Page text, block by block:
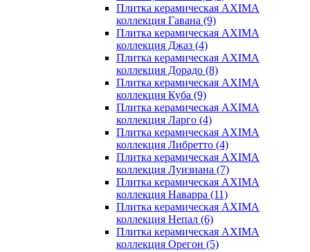
Плитка керамическая AXIMA
коллекция Гавана (9)
Плитка керамическая AXIMA
коллекция Джаз (4)
Плитка керамическая AXIMA
коллекция Дорадо (8)
Плитка керамическая AXIMA
коллекция Куба (9)
Плитка керамическая AXIMA
коллекция Ларго (4)
Плитка керамическая AXIMA
коллекция Либретто (4)
Плитка керамическая AXIMA
коллекция Луизиана (7)
Плитка керамическая AXIMA
коллекция Наварра (11)
Плитка керамическая AXIMA
коллекция Непал (6)
Плитка керамическая AXIMA
коллекция Орегон (5)